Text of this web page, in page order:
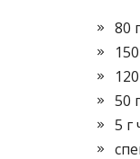
80
50
5 г